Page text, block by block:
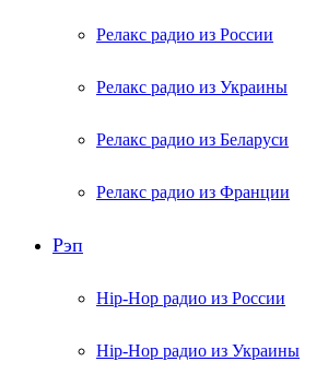
Релакс радио из России
Релакс радио из Украины
Релакс радио из Беларуси
Релакс радио из Франции
Рэп
Hip-Hop радио из России
Hip-Hop радио из Украины